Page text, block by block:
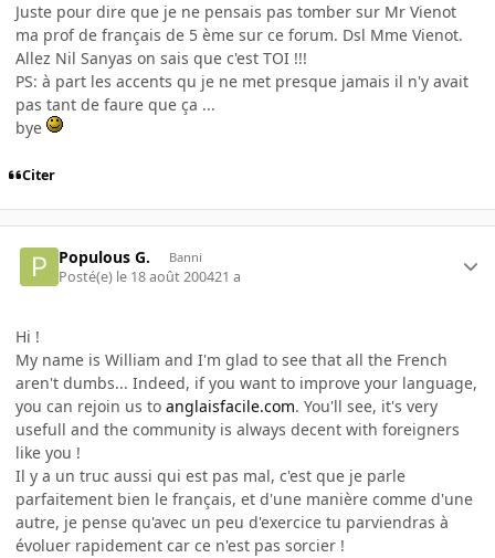
Juste pour dire que je ne pensais pas tomber sur Mr Vienot
ma prof de français de 5 ème sur ce forum. Dsl Mme Vienot.
Allez Nil Sanyas on sais que c'est TOI !!!
PS: à part les accents qu je ne met presque jamais il n'y avait
pas tant de faure que ça ...
bye
Citer
Populous G. Banni
Posté(e) le 18 août 200421 a
Hi !
My name is William and I'm glad to see that all the French
aren't dumbs... Indeed, if you want to improve your language,
you can rejoin us to anglaisfacile.com. You'll see, it's very
usefull and the community is always decent with foreigners
like you !
Il y a un truc aussi qui est pas mal, c'est que je parle
parfaitement bien le français, et d'une manière comme d'une
autre, je pense qu'avec un peu d'exercice tu parviendras à
évoluer rapidement car ce n'est pas sorcier !